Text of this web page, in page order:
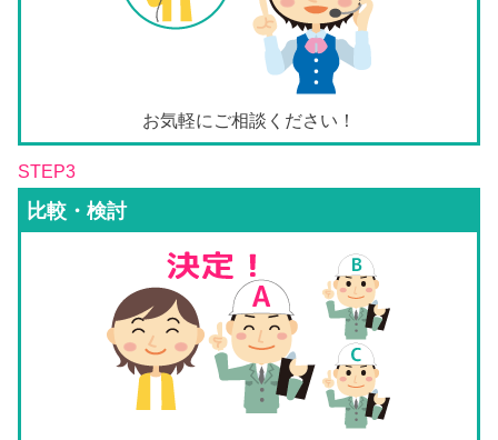
お気軽にご相談ください！
STEP3
比較・検討